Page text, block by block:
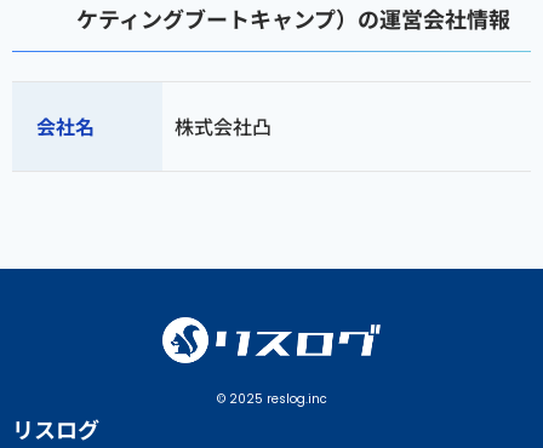
ケティングブートキャンプ）の運営会社情報
会社名 株式会社凸
© 2025 reslog.inc
リスログ